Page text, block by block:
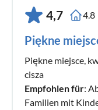
4,7 4.8
Piękne
Piękne miejsce,
cisza
Empfohlen für:
Familien mit